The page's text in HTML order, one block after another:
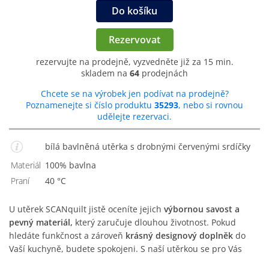
Do košíku
Rezervovat
rezervujte na prodejně, vyzvedněte již za 15 min.
skladem na 64 prodejnách
Chcete se na výrobek jen podívat na prodejně?
Poznamenejte si číslo produktu 35293, nebo si rovnou
udělejte rezervaci.
bílá bavlněná utěrka s drobnými červenými srdíčky
Materiál
100% bavlna
Praní
40 °C
U utěrek SCANquilt jistě oceníte jejich výbornou savost a
pevný materiál, který zaručuje dlouhou životnost. Pokud
hledáte funkčnost a zároveň krásný designový doplněk do
Vaší kuchyně, budete spokojeni. S naší utěrkou se pro Vás